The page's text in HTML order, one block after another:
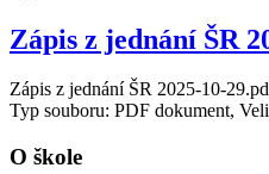
Zápis z jednání ŠR
Zápis z jednání ŠR 2025-10-
Typ souboru: PDF dokument,
O škole